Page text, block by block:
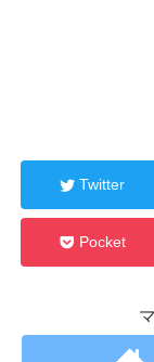
Twitter
Pocket